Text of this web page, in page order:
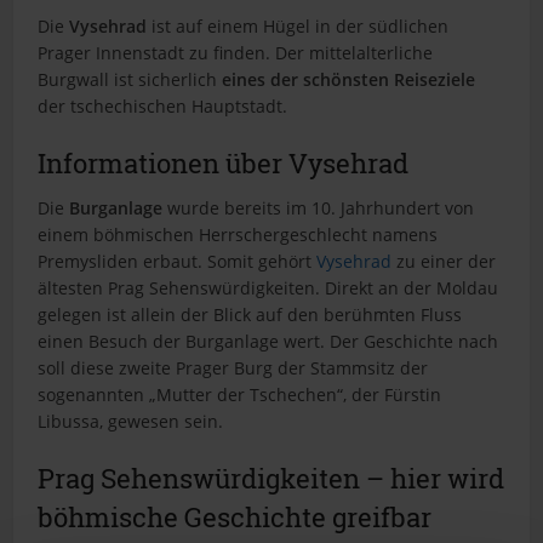
t
e
DieVysehrad ist auf einem Hügel in der südlichen
Prager Innenstadt zu finden. Der mittelalterliche
Burgwall ist sicherlich eines der schönsten Reiseziele
der tschechischen Hauptstadt.
Informationen über Vysehrad
Die Burganlage wurde bereits im 10. Jahrhundert von
einem böhmischen Herrschergeschlecht namens
Premysliden erbaut. Somit gehörtVysehrad zu einer der
ältesten Prag Sehenswürdigkeiten. Direkt an der Moldau
gelegen ist allein der Blick auf den berühmten Fluss
einen Besuch der Burganlage wert. Der Geschichte nach
soll diese zweite Prager Burg der Stammsitz der
sogenannten „Mutter der Tschechen“, der Fürstin
Libussa, gewesen sein.
Prag Sehenswürdigkeiten – hier wird
böhmische Geschichte greifbar